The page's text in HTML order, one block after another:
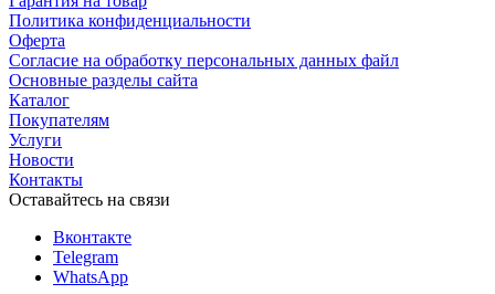
Политика конфиденциальности
Оферта
Согласие на обработку персональных данных файл
Основные разделы сайта
Каталог
Покупателям
Услуги
Новости
Контакты
Оставайтесь на связи
Вконтакте
Telegram
WhatsApp